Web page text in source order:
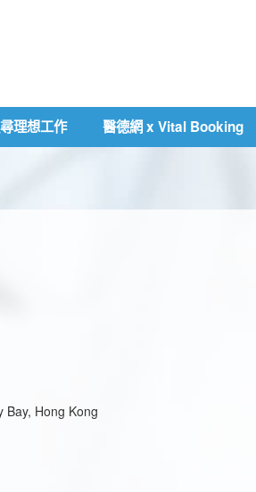
理想工作 醫德網 x Vital Booking
Bay, Hong Kong